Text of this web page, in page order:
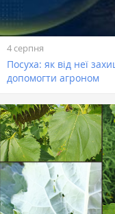
4 серпня
Посуха: як від неї
допомогти агроном